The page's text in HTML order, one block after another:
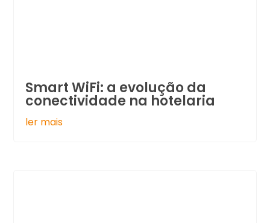
Smart WiFi: a evolução da
conectividade na hotelaria
ler mais